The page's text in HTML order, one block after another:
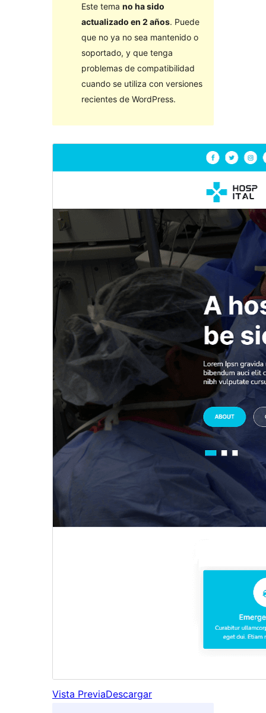
Este tema no ha sido
actualizado en 2 años. Puede
que no ya no sea mantenido o
soportado, y que tenga
problemas de compatibilidad
cuando se utiliza con versiones
recientes de WordPress.
Vista PreviaDescargar